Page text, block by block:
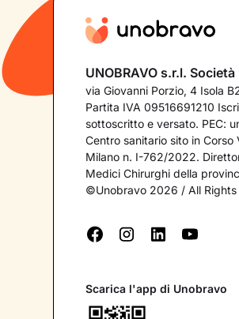
UNOBRAVO s.r.l.
via Giovanni Porzio, 4 Isola
Partita IVA 09516691210
sottoscritto e versato. PEC:
Centro sanitario sito in
Milano n. I-762/2022.
Medici Chirurghi della
©Unobravo 2026 / All Rights
Scarica l'app di Unobravo